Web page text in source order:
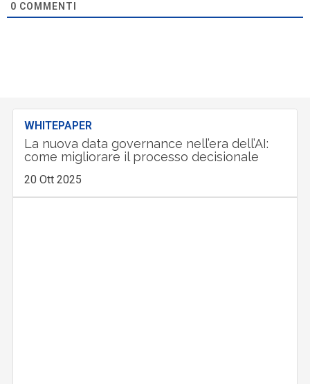
0 COMMENTI
WHITEPAPER
La nuova data governance nell’era dell’AI:
come migliorare il processo decisionale
20 Ott 2025